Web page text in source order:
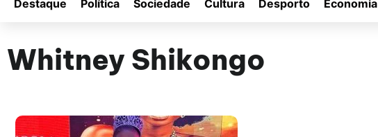
Destaque Política Sociedade Cultura Desporto Economia
Whitney Shikongo